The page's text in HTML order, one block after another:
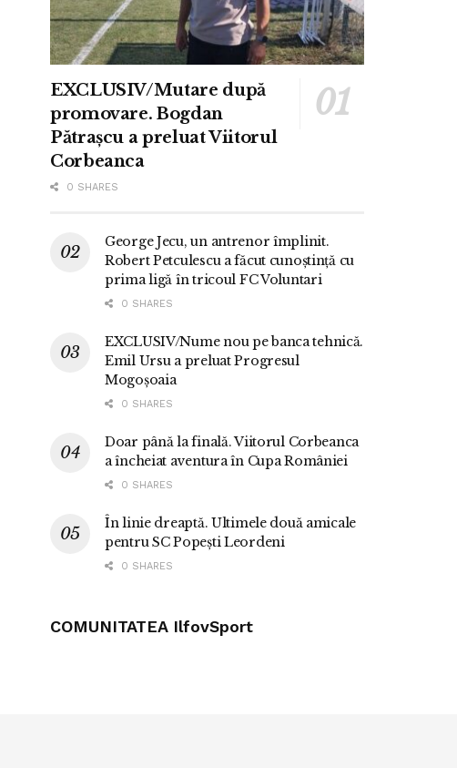
EXCLUSIV/Mutare după
promovare. Bogdan
Pătrașcu a preluat Viitorul
Corbeanca
0 SHARES
George Jecu, un antrenor împlinit.
Robert Petculescu a făcut cunoștință cu
prima ligă în tricoul FC Voluntari
0 SHARES
EXCLUSIV/Nume nou pe banca tehnică.
Emil Ursu a preluat Progresul
Mogoșoaia
0 SHARES
Doar până la finală. Viitorul Corbeanca
a încheiat aventura în Cupa României
0 SHARES
În linie dreaptă. Ultimele două amicale
pentru SC Popești Leordeni
0 SHARES
COMUNITATEA IlfovSport